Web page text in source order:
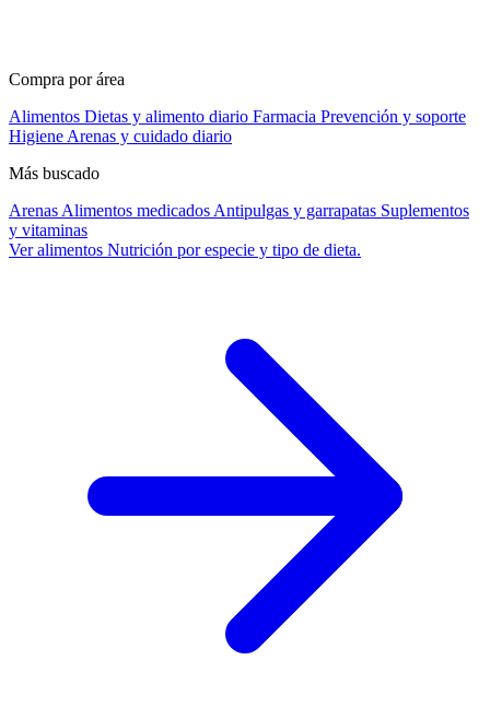
Compra por área
Alimentos Dietas y alimento diario Farmacia Prevención y soporte
Higiene Arenas y cuidado diario
Más buscado
Arenas Alimentos medicados Antipulgas y garrapatas Suplementos
y vitaminas
Ver alimentos Nutrición por especie y tipo de dieta.